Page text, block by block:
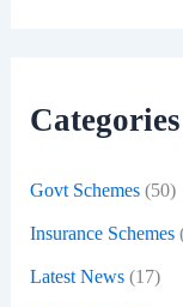
o
Categories
Govt Schemes(50)
Insurance Schemes
Latest News(17)